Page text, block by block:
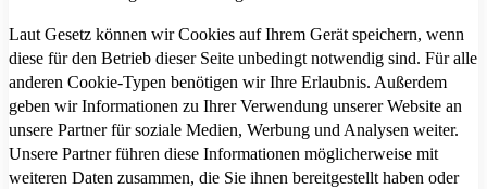
Laut Gesetz können wir Cookies auf Ihrem Gerät speichern, wenn
diese für den Betrieb dieser Seite unbedingt notwendig sind. Für alle
anderen Cookie-Typen benötigen wir Ihre Erlaubnis. Außerdem
geben wir Informationen zu Ihrer Verwendung unserer Website an
unsere Partner für soziale Medien, Werbung und Analysen weiter.
Unsere Partner führen diese Informationen möglicherweise mit
weiteren Daten zusammen, die Sie ihnen bereitgestellt haben oder